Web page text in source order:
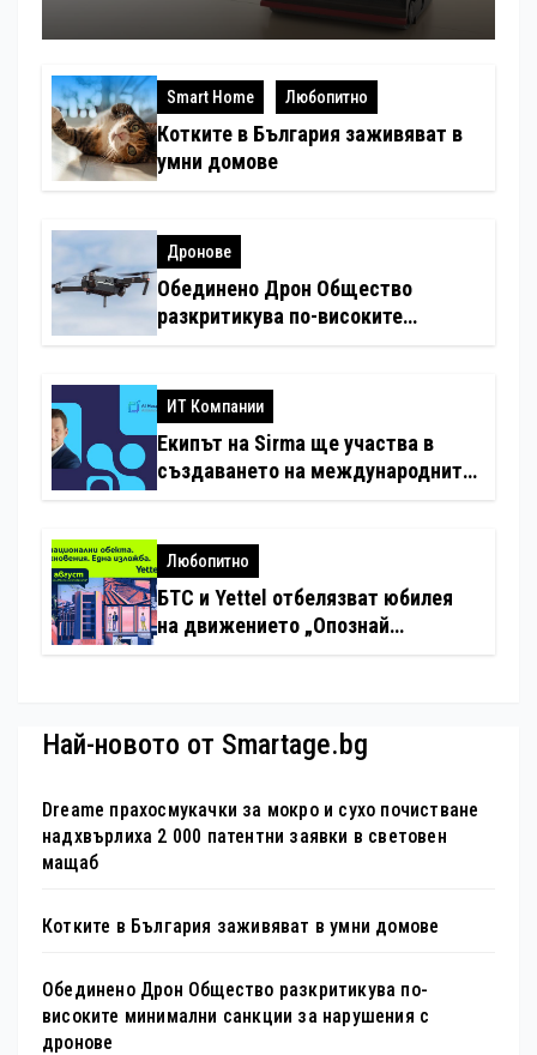
Smart Home Любопитно
Котките в България заживяват в
умни домове
Дронове
Обединено Дрон Общество
разкритикува по-високите
ИТ Компании
Екипът на Sirma ще участва в
създаването на международните
хотелиерството
Любопитно
БТС и Yettel отбелязват юбилея
на движението „Опознай
Най-новото от Smartage.bg
Dreame прахосмукачки за мокро и сухо почистване
надхвърлиха 2 000 патентни заявки в световен
мащаб
Котките в България заживяват в умни домове
Обединено Дрон Общество разкритикува по-
високите минимални санкции за нарушения с
дронове